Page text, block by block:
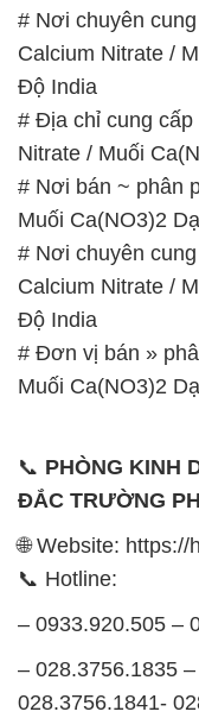
# Nơi chuyên
Calcium Nitrate /
Độ India
# Địa chỉ cung
Nitrate / Muối
# Nơi bán ~ phân
Muối Ca(NO3)2
# Nơi chuyên
Calcium Nitrate /
Độ India
# Đơn vị bán »
Muối Ca(NO3)2
📞 PHÒNG KINH
ĐẮC TRƯỜNG
🌐 Website:
📞 Hotline:
– 0933.920.505 –
– 028.3756.1835
028.3756.1841-